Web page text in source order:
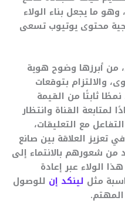
ما يجعل بناء الولاء
محتوى يوتيوب تسعى
من أبرزها وضوح هوية
والالتزام بتوقعات
ثابتًا من القيمة
لمتابعة القناة وانتظار
مع التعليقات،
تعزيز العلاقة بين صانع
من شعورهم بالانتماء إلى
الولاء عبر إعادة
مثل لينكد إن للوصول